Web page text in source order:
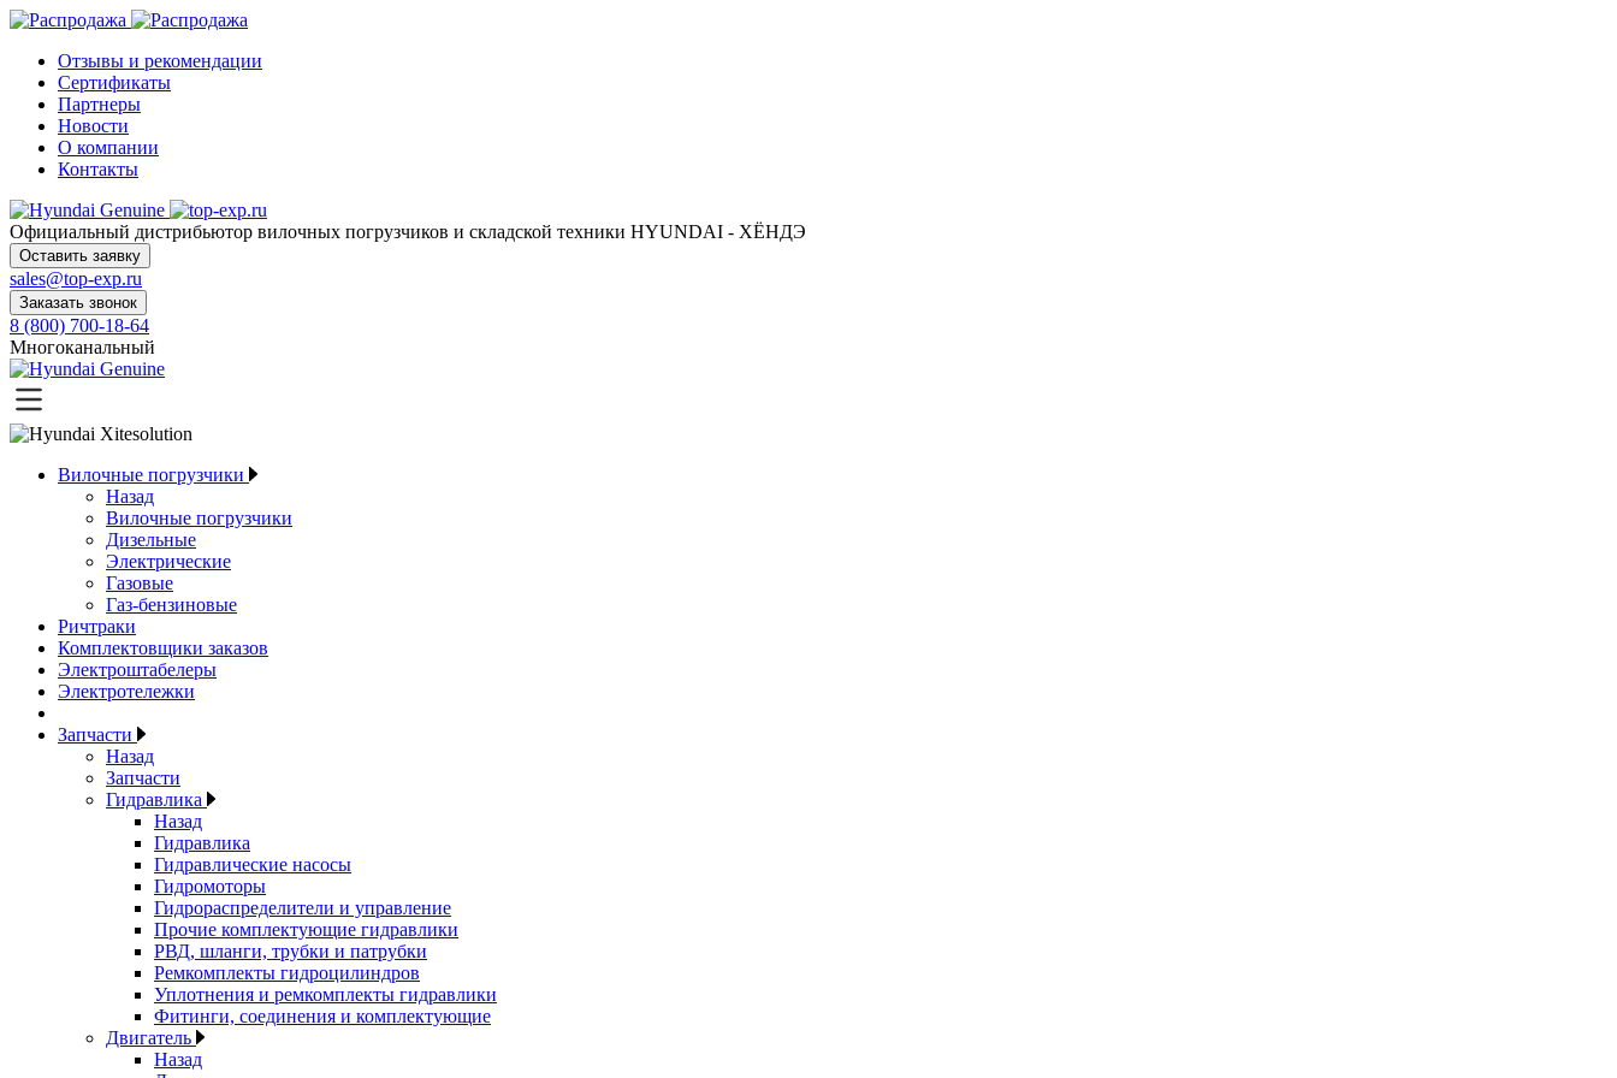
Отзывы и рекомендации
Сертификаты
Партнеры
Новости
О компании
Контакты
Официальный дистрибьютор вилочных погрузчиков и складской техники HYUNDAI - ХЁНДЭ
Оставить заявку
sales@top-exp.ru
Заказать звонок
8 (800) 700-18-64
Многоканальный
Вилочные погрузчики
Назад
Вилочные погрузчики
Дизельные
Электрические
Газовые
Газ-бензиновые
Ричтраки
Комплектовщики заказов
Электроштабелеры
Электротележки
Запчасти
Назад
Запчасти
Гидравлика
Назад
Гидравлика
Гидравлические насосы
Гидромоторы
Гидрораспределители и управление
Прочие комплектующие гидравлики
РВД, шланги, трубки и патрубки
Ремкомплекты гидроцилиндров
Уплотнения и ремкомплекты гидравлики
Фитинги, соединения и комплектующие
Двигатель
Назад